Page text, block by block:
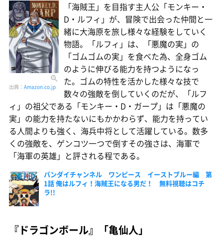
出典： Amazon.co.jp
「海賊王」を目指す主人公「モンキー・
D・ルフィ」が、冒険で出会った仲間と一
緒に大海原を旅し様々な経験をしていく
物語。「ルフィ」は、「悪魔の実」の
「ゴムゴムの実」を食べた為、全身ゴム
のように伸びる能力を持つようになっ
た。ゴムの特性を活かした様々な技で
数々の強敵を倒していくのだが、「ルフ
ィ」の祖父である「モンキー・D・ガープ」は「悪魔の
実」の能力を持たないにもかかわらず、能力を持ってい
る人間よりも強く、海兵中将として活躍している。数多
くの強敵を、ゲンコツ一つで倒すその強さは、海軍で
「海軍の英雄」と評される程である。
バンダイチャンネル ワンピース イーストブルー編 第
1話 俺はルフィ！海賊王になる男だ！ 無料視聴はコチ
ラ!!
『ドラゴンボール』「亀仙人」